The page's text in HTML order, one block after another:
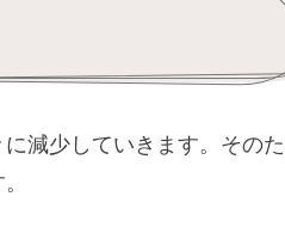
減少していきます。そのた